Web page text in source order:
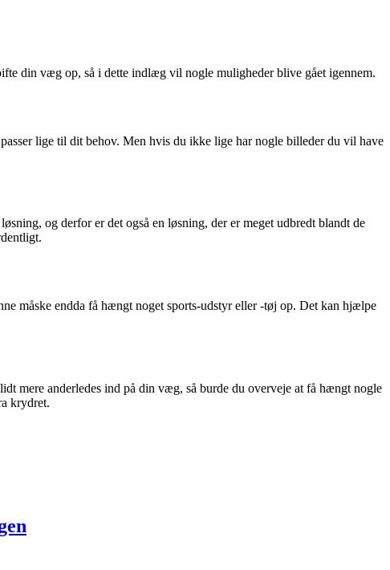
din væg op, så i dette indlæg vil nogle muligheder blive gået igennem.
lige til dit behov. Men hvis du ikke lige har nogle billeder du vil have
og derfor er det også en løsning, der er meget udbredt blandt de
måske endda få hængt noget sports-udstyr eller -tøj op. Det kan hjælpe
mere anderledes ind på din væg, så burde du overveje at få hængt nogle
krydret.